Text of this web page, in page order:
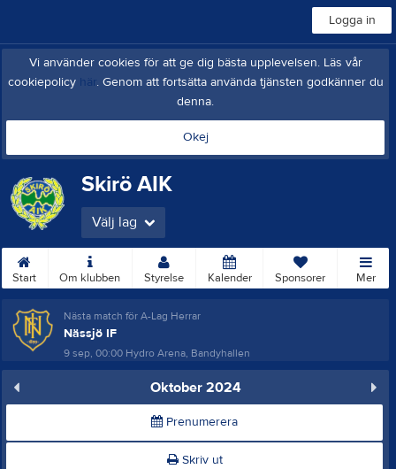
Logga in
Vi använder cookies för att ge dig bästa upplevelsen. Läs vår
cookiepolicy här. Genom att fortsätta använda tjänsten godkänner du
denna.
Okej
Skirö AIK
Välj lag
Start Om klubben Styrelse Kalender Sponsorer Mer
Nästa match för A-Lag Herrar
Nässjö IF
9 sep, 00:00 Hydro Arena, Bandyhallen
Oktober 2024
Prenumerera
Skriv ut